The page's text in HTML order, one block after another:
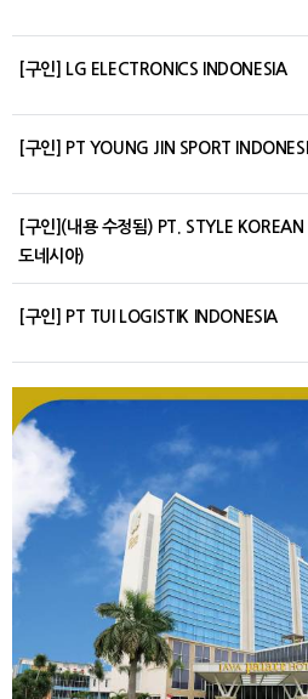
[구인] LG ELECTRONICS INDONESIA
[구인] PT YOUNG JIN SPORT
[구인](내용 수정됨) PT. STYLE
도네시아)
[구인] PT TUI LOGISTIK INDONESIA